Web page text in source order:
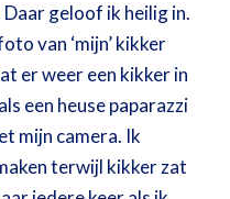
geloof ik heilig in.
van ‘mijn’ kikker
er weer een kikker in
een heuse paparazzi
mijn camera. Ik
terwijl kikker zat